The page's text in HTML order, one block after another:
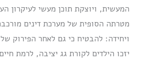
המעשית, ויוצקת תוכן מעשי לעיקרון
מטרתה הסופית של מערכת דינים
ויחידה: להבטיח כי גם לאחר הפירוק
יזכו הילדים לקורת גג יציבה, לרמת